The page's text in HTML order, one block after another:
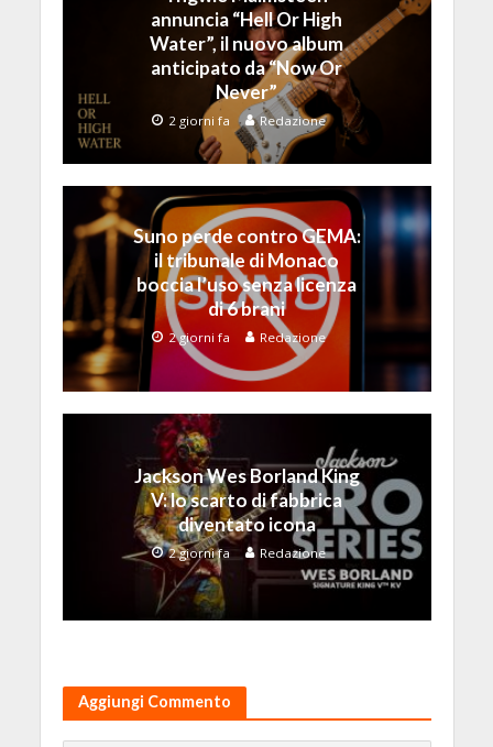
annuncia “Hell Or High
Water”, il nuovo album
anticipato da “Now Or
Never”
2 giorni fa Redazione
Suno perde contro GEMA:
il tribunale di Monaco
boccia l’uso senza licenza
di 6 brani
2 giorni fa Redazione
Jackson Wes Borland King
V: lo scarto di fabbrica
diventato icona
2 giorni fa Redazione
Aggiungi Commento